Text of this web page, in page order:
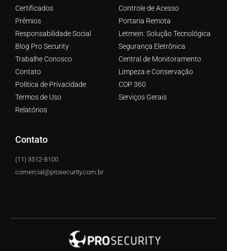
Certificados
Prêmios
Responsabilidade Social
Blog Pro Security
Trabalhe Conosco
Contato
Política de Privacidade
Termos de Uso
Relatórios
Controle de Acesso
Portaria Remota
Letmein: Solução Tecnológica
Segurança Eletrônica
Central de Monitoramento
Limpeza e Conservação
COP 360
Serviços Gerais
Contato
(11) 3512-8100
comercial@prosecurity.com.br